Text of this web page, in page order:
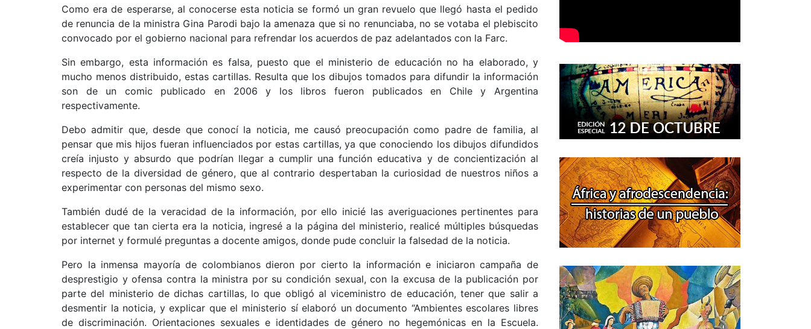
Como era de esperarse, al conocerse esta noticia se formó un gran revuelo que llegó hasta el pedido
de renuncia de la ministra Gina Parodi bajo la amenaza que si no renunciaba, no se votaba el plebiscito
convocado por el gobierno nacional para refrendar los acuerdos de paz adelantados con la Farc.
Sin embargo, esta información es falsa, puesto que el ministerio de educación no ha elaborado, y
mucho menos distribuido, estas cartillas. Resulta que los dibujos tomados para difundir la información
son de un comic publicado en 2006 y los libros fueron publicados en Chile y Argentina
respectivamente.
Debo admitir que, desde que conocí la noticia, me causó preocupación como padre de familia, al
pensar que mis hijos fueran influenciados por estas cartillas, ya que conociendo los dibujos difundidos
creía injusto y absurdo que podrían llegar a cumplir una función educativa y de concientización al
respecto de la diversidad de género, que al contrario despertaban la curiosidad de nuestros niños a
experimentar con personas del mismo sexo.
También dudé de la veracidad de la información, por ello inicié las averiguaciones pertinentes para
establecer que tan cierta era la noticia, ingresé a la página del ministerio, realicé múltiples búsquedas
por internet y formulé preguntas a docente amigos, donde pude concluir la falsedad de la noticia.
Pero la inmensa mayoría de colombianos dieron por cierto la información e iniciaron campaña de
desprestigio y ofensa contra la ministra por su condición sexual, con la excusa de la publicación por
parte del ministerio de dichas cartillas, lo que obligó al viceministro de educación, tener que salir a
desmentir la noticia, y explicar que el ministerio sí elaboró un documento “Ambientes escolares libres
de discriminación. Orientaciones sexuales e identidades de género no hegemónicas en la Escuela.